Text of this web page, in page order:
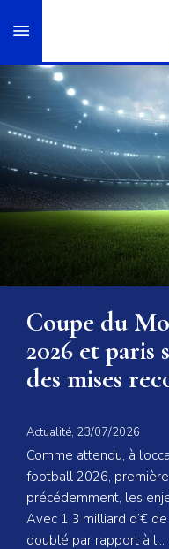
L'ANJ Un
Coupe du
2026 et paris
des mises
Actualité, 23/07/2026
Comme attendu, à
football 2026,
précédemment, les
Avec 1,3 milliard d’€
doublé par rapport à l…